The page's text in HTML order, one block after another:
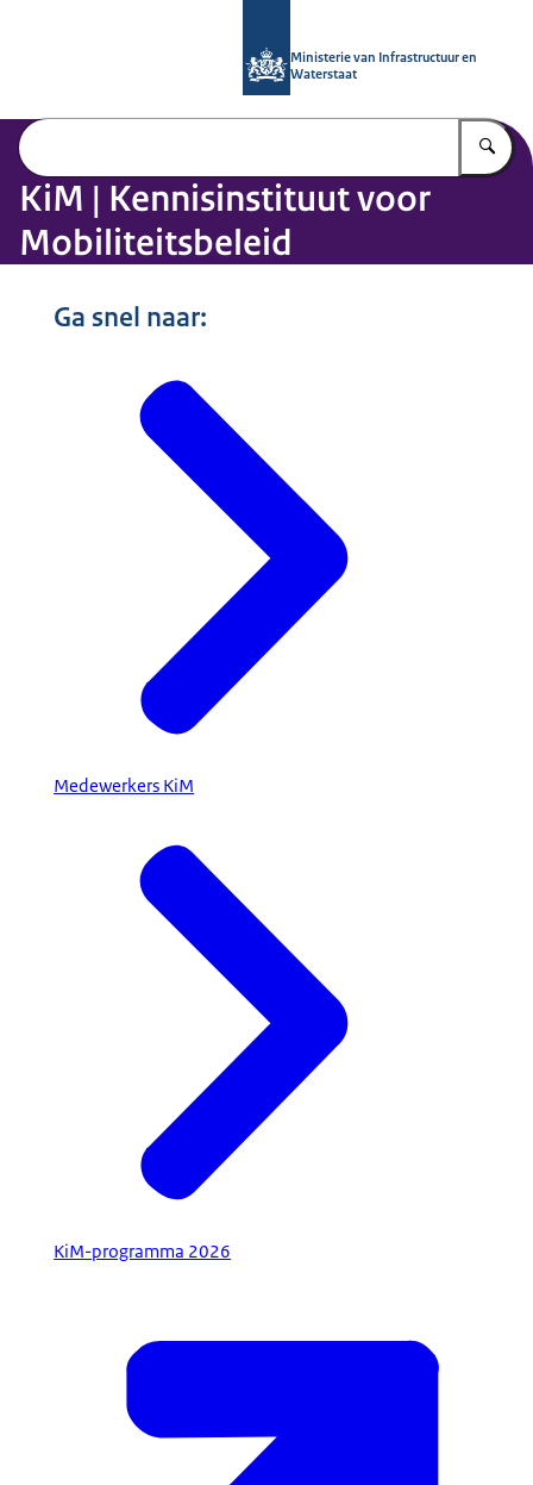
Ministerie van Infrastructuur en
Waterstaat
KiM | Kennisinstituut voor
Mobiliteitsbeleid
Ga snel naar:
Medewerkers KiM
KiM-programma 2026